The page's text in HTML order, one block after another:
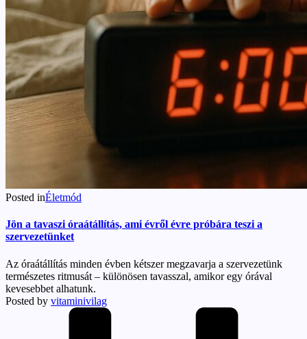
Posted inÉletmód
Jön a tavaszi óraátállítás, ami évről évre próbára teszi a
szervezetünket
Az óraátállítás minden évben kétszer megzavarja a szervezetünk
természetes ritmusát – különösen tavasszal, amikor egy órával
kevesebbet alhatunk.
Posted by vitaminivilag